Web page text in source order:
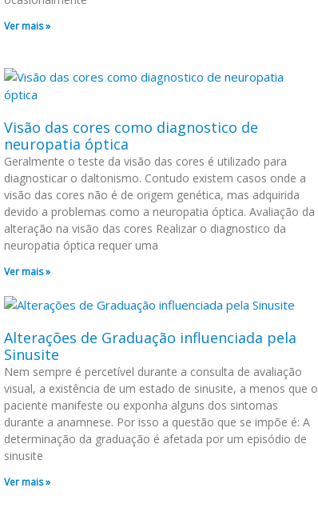
Ver mais »
Visão das cores como diagnostico de
neuropatia óptica
Geralmente o teste da visão das cores é utilizado para
diagnosticar o daltonismo. Contudo existem casos onde a
visão das cores não é de origem genética, mas adquirida
devido a problemas como a neuropatia óptica. Avaliação da
alteração na visão das cores Realizar o diagnostico da
neuropatia óptica requer uma
Ver mais »
Alterações de Graduação influenciada pela
Sinusite
Nem sempre é percetível durante a consulta de avaliação
visual, a existência de um estado de sinusite, a menos que o
paciente manifeste ou exponha alguns dos sintomas
durante a anamnese. Por isso a questão que se impõe é: A
determinação da graduação é afetada por um episódio de
sinusite
Ver mais »